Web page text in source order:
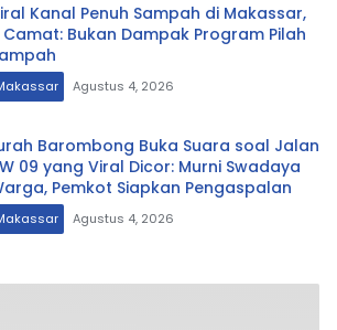
Kanal Penuh Sampah di Makassar,
Camat: Bukan Dampak Program Pilah
Agustus 4, 2026
Barombong Buka Suara soal Jalan
09 yang Viral Dicor: Murni Swadaya
Pemkot Siapkan Pengaspalan
Agustus 4, 2026